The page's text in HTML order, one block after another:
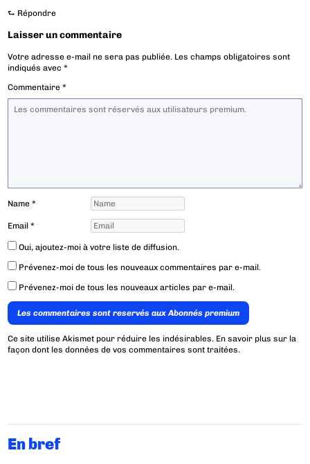
⮑ Répondre
Laisser un commentaire
Votre adresse e-mail ne sera pas publiée. Les champs obligatoires sont
indiqués avec*
Commentaire*
Name*
Email*
Oui, ajoutez-moi à votre liste de diffusion.
Prévenez-moi de tous les nouveaux commentaires par e-mail.
Prévenez-moi de tous les nouveaux articles par e-mail.
Les commentaires sont reservés aux Abonnés premium
Ce site utilise Akismet pour réduire les indésirables. En savoir plus sur la
façon dont les données de vos commentaires sont traitées.
En bref